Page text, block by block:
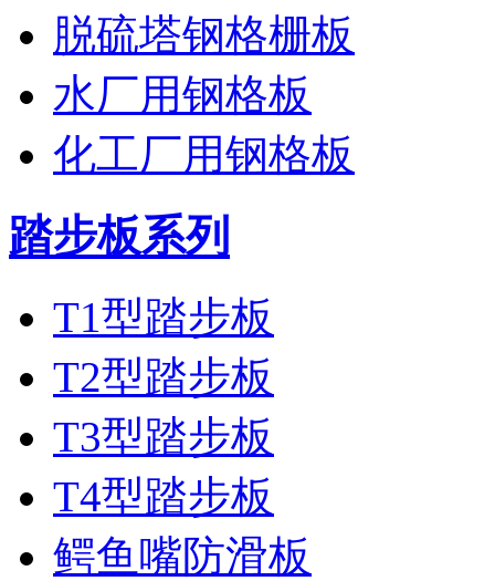
脱硫塔钢格栅板
水厂用钢格板
化工厂用钢格板
踏步板系列
T1型踏步板
T2型踏步板
T3型踏步板
T4型踏步板
鳄鱼嘴防滑板